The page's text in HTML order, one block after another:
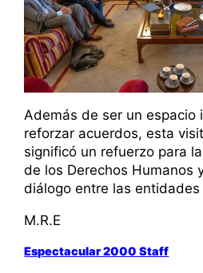
Además de ser un espacio
reforzar acuerdos, esta
significó un refuerzo para
de los Derechos Humanos
diálogo entre las
M.R.E
Espectacular 2000 Staff